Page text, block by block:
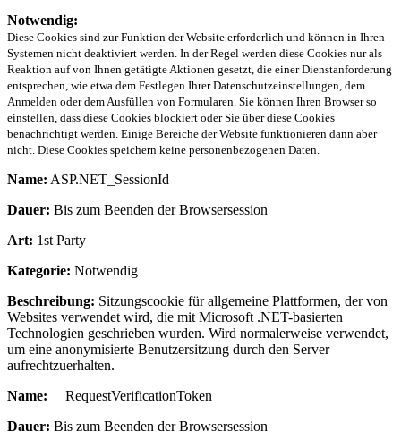
Notwendig:
Diese Cookies sind zur Funktion der Website erforderlich und können in Ihren
Systemen nicht deaktiviert werden. In der Regel werden diese Cookies nur als
Reaktion auf von Ihnen getätigte Aktionen gesetzt, die einer Dienstanforderung
entsprechen, wie etwa dem Festlegen Ihrer Datenschutzeinstellungen, dem
Anmelden oder dem Ausfüllen von Formularen. Sie können Ihren Browser so
einstellen, dass diese Cookies blockiert oder Sie über diese Cookies
benachrichtigt werden. Einige Bereiche der Website funktionieren dann aber
nicht. Diese Cookies speichern keine personenbezogenen Daten.
Name: ASP.NET_SessionId
Dauer: Bis zum Beenden der Browsersession
Art: 1st Party
Kategorie: Notwendig
Beschreibung: Sitzungscookie für allgemeine Plattformen, der von
Websites verwendet wird, die mit Microsoft .NET-basierten
Technologien geschrieben wurden. Wird normalerweise verwendet,
um eine anonymisierte Benutzersitzung durch den Server
aufrechtzuerhalten.
Name: __RequestVerificationToken
Dauer: Bis zum Beenden der Browsersession